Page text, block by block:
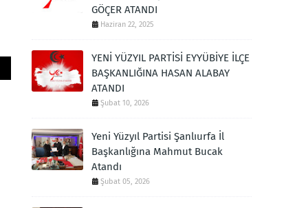
GÖÇER ATANDI
Haziran 22, 2025
YENİ YÜZYIL PARTİSİ EYYÜBİYE İLÇE
BAŞKANLIĞINA HASAN ALABAY
ATANDI
Şubat 10, 2026
Yeni Yüzyıl Partisi Şanlıurfa İl
Başkanlığına Mahmut Bucak
Atandı
Şubat 05, 2026